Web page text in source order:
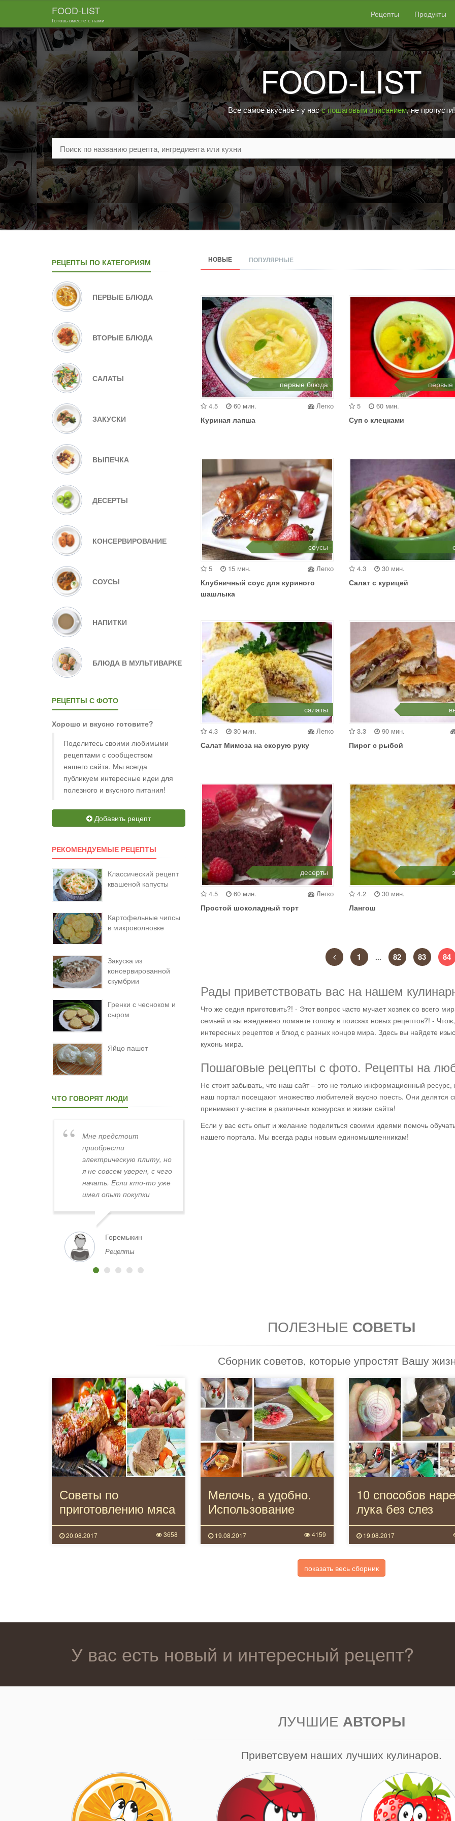
FOOD-LIST
Готовь вместе с нами
Рецепты Продукты
FOOD-LIST
Все самое вкусное - у насс пошаговым описанием, не пропусти!
НОВЫЕ ПОПУЛЯРНЫЕ
первые блюда
4.5 60 мин. Легко
Куриная лапша
5 60 мин.
Суп с клецками
соусы
5 15 мин. Легко
Клубничный соус для куриного
шашлыка
4.3 30 мин.
Салат с курицей
салаты
4.3 30 мин. Легко
Салат Мимоза на скорую руку
3.3 90 мин.
Пирог с рыбой
десерты
4.5 60 мин. Легко
Простой шоколадный торт
4.2 30 мин.
Лангош
1 ... 82 83 84
Рады приветствовать вас на нашем
Что же седня приготовить?! - Этот вопрос часто мучает хозяек со всего
семьей и вы ежедневно ломаете голову в поисках новых рецептов?! -
интересных рецептов и блюд с разных концов мира. Здесь вы найдете
кухонь мира.
Пошаговые рецепты с фото. Рецепты на
Не стоит забывать, что наш сайт – это не только информационный
наш портал посещают множество любителей вкусно поесть. Они
принимают участие в различных конкурсах и жизни сайта!
Если у вас есть опыт и желание поделиться своими идеями помочь
нашего портала. Мы всегда рады новым единомышленникам!
РЕЦЕПТЫ ПО КАТЕГОРИЯМ
ПЕРВЫЕ БЛЮДА
ВТОРЫЕ БЛЮДА
САЛАТЫ
ЗАКУСКИ
ВЫПЕЧКА
ДЕСЕРТЫ
КОНСЕРВИРОВАНИЕ
СОУСЫ
НАПИТКИ
БЛЮДА В МУЛЬТИВАРКЕ
РЕЦЕПТЫ С ФОТО
Хорошо и вкусно готовите?
Поделитесь своими любимыми
рецептами с сообществом
нашего сайта. Мы всегда
публикуем интересные идеи для
полезного и вкусного питания!
Добавить рецепт
РЕКОМЕНДУЕМЫЕ РЕЦЕПТЫ
Классический рецепт
квашеной капусты
Картофельные чипсы
в микроволновке
Закуска из
консервированной
скумбрии
Гренки с чесноком и
сыром
Яйцо пашот
ЧТО ГОВОРЯТ ЛЮДИ
Мне предстоит
приобрести
электрическую плиту, но
я не совсем уверен, с чего
начать. Если кто-то уже
имел опыт покупки
поделитесь, пожалуйста,
советами. Где лучше
всего искать плиты по
хорошей цене и с
надежным качеством?
Какие магазины или
Горемыкин
Рецепты
Хинкали не склоняются.
Второй раз пользуюсь
ПОЛЕЗНЫЕ СОВЕТЫ
Сборник советов, которые упростят Вашу
Советы по
приготовлению мяса
20.08.2017 3658
Мелочь, а удобно.
Использование
пищевой пленки на
кухне.
19.08.2017 4159
10 способов
лука без слез
19.08.2017
показать весь сборник
У вас есть новый и интересный рецепт?
ЛУЧШИЕ АВТОРЫ
Приветсвуем наших лучших кулинаров.